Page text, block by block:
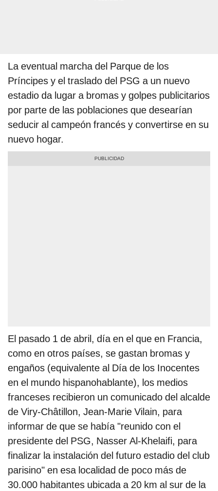
La eventual marcha del Parque de los
Príncipes y el traslado del PSG a un nuevo
estadio da lugar a bromas y golpes publicitarios
por parte de las poblaciones que desearían
seducir al campeón francés y convertirse en su
nuevo hogar.
El pasado 1 de abril, día en el que en Francia,
como en otros países, se gastan bromas y
engaños (equivalente al Día de los Inocentes
en el mundo hispanohablante), los medios
franceses recibieron un comunicado del alcalde
de Viry-Châtillon, Jean-Marie Vilain, para
informar de que se había "reunido con el
presidente del PSG, Nasser Al-Khelaifi, para
finalizar la instalación del futuro estadio del club
parisino" en esa localidad de poco más de
30.000 habitantes ubicada a 20 km al sur de la